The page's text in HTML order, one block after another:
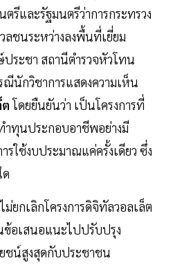
รีและรัฐมนตรีว่าการกระทรวง
ชนระหว่างลงพื้นที่เยี่ยม
ระชา สถานีตำรวจหัวโทน
ณีนักวิชาการแสดงความเห็น
ตโดยยืนยันว่า เป็นโครงการที่
ำทุนประกอบอาชีพอย่างมี
รใช้งบประมาณแค่ครั้งเดียว ซึ่ง
ด
ม่ยกเลิกโครงการดิจิทัลวอลเล็ต
อเสนอแนะไปปรับปรุง
ชน์สูงสุดกับประชาชน